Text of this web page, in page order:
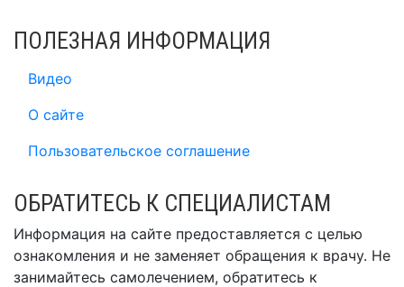
ПОЛЕЗНАЯ ИНФОРМАЦИЯ
Видео
О сайте
Пользовательское соглашение
ОБРАТИТЕСЬ К СПЕЦИАЛИСТАМ
Информация на сайте предоставляется с целью
ознакомления и не заменяет обращения к врачу. Не
занимайтесь самолечением, обратитесь к